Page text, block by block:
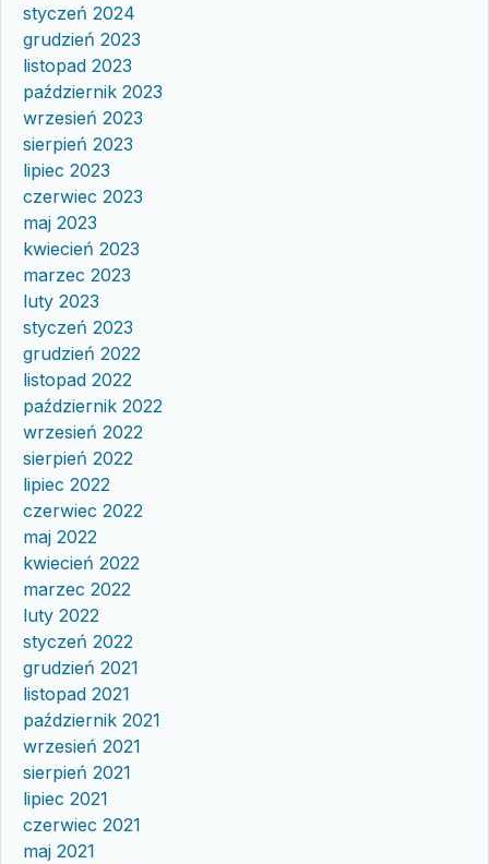
styczeń 2024
grudzień 2023
listopad 2023
październik 2023
wrzesień 2023
sierpień 2023
lipiec 2023
czerwiec 2023
maj 2023
kwiecień 2023
marzec 2023
luty 2023
styczeń 2023
grudzień 2022
listopad 2022
październik 2022
wrzesień 2022
sierpień 2022
lipiec 2022
czerwiec 2022
maj 2022
kwiecień 2022
marzec 2022
luty 2022
styczeń 2022
grudzień 2021
listopad 2021
październik 2021
wrzesień 2021
sierpień 2021
lipiec 2021
czerwiec 2021
maj 2021